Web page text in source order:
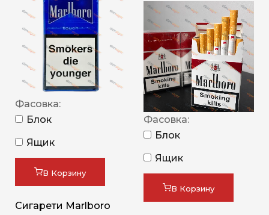
Фасовка:
Блок
Ящик
В Корзину
Сигарети Marlboro
Фасовка:
Блок
Ящик
В Корзину